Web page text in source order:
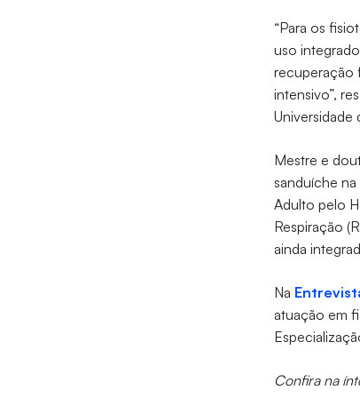
“Para os
uso
recuperação
intensivo”,
Universidade
Mestre e
sanduíche
Adulto pelo
Respiração
ainda
Na
atuação em
Confira na